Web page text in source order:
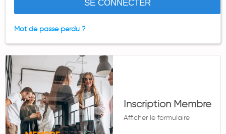
SE CONNECTER
Mot de passe perdu ?
Inscription Membre
Afficher le formulaire